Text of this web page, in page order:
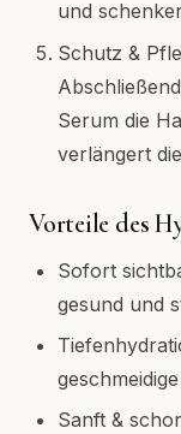
und
Schutz &
Serum die
verlängert
Vorteile des
Sofort
gesund und
Sanft &